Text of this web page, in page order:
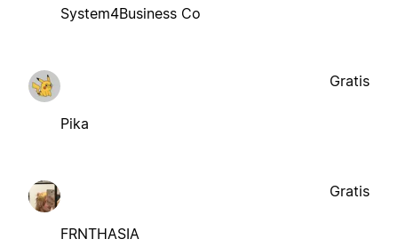
System4Business Co
Pika
Gratis
FRNTHASIA
Gratis